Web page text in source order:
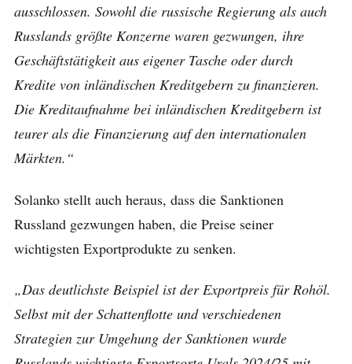
ausschlossen. Sowohl die russische Regierung als auch
Russlands größte Konzerne waren gezwungen, ihre
Geschäftstätigkeit aus eigener Tasche oder durch
Kredite von inländischen Kreditgebern zu finanzieren.
Die Kreditaufnahme bei inländischen Kreditgebern ist
teurer als die Finanzierung auf den internationalen
Märkten.“
Solanko stellt auch heraus, dass die Sanktionen
Russland gezwungen haben, die Preise seiner
wichtigsten Exportprodukte zu senken.
„Das deutlichste Beispiel ist der Exportpreis für Rohöl.
Selbst mit der Schattenflotte und verschiedenen
Strategien zur Umgehung der Sanktionen wurde